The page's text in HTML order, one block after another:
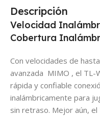
Descripción
Velocidad
Cobertura
Con velocidades de
avanzada MIMO , el TL-
rápida y confiable
inalámbricamente para
sin retraso. Mejor aún,